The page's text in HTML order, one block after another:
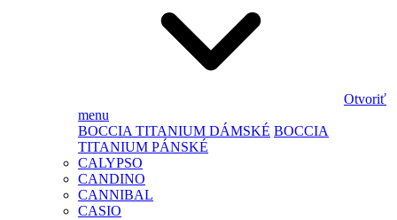
Otvoriť
menu
BOCCIA TITANIUM DÁMSKÉ BOCCIA
TITANIUM PÁNSKÉ
CALYPSO
CANDINO
CANNIBAL
CASIO